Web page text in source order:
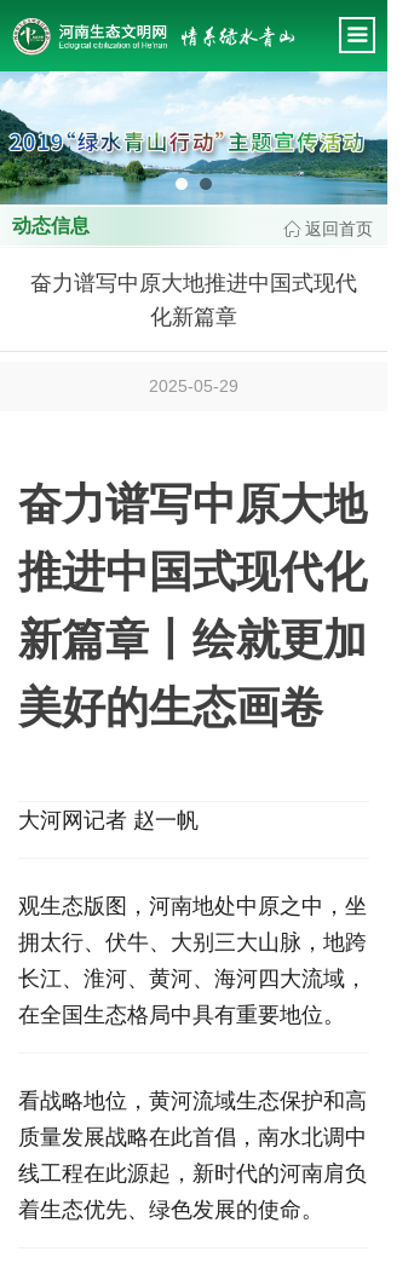
끀
首页
关于我们
会务管理
专题工作
政策法规
会员风采
专家智库
新闻中心
这里有最新的公司动态，这里有最新的网站设计、移
动端设计、网页相关内容与你分享
奋力谱写中原大地推进中国式现代
化新篇章
奋力谱写中原大地
推进中国式现代化
新篇章丨绘就更加
美好的生态画卷
大河网 记者 赵一帆
观生态版图，河南地处中原之中，坐
拥太行、伏牛、大别三大山脉，地跨
长江、淮河、黄河、海河四大流域，
在全国生态格局中具有重要地位。
看战略地位，黄河流域生态保护和高
质量发展战略在此首倡，南水北调中
线工程在此源起，新时代的河南肩负
着生态优先、绿色发展的使命。
动态信息 ꀇ 返回首页
2025-05-29